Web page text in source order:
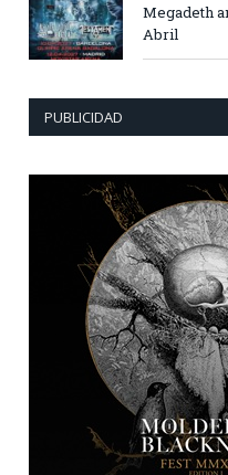
Megadeth
Abril
PUBLICIDAD